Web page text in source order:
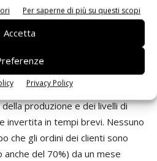
Per saperne di più su questi scopi
Accetta
Privacy Policy
degli ordini rispetto
Come sta gestendo la
I tempi di consegna
un problema?
enorme. La ripresa oggi è
lo è stata la flessione più di un
produzione e dei livelli di
invertita in tempi brevi. Nessuno
che gli ordini dei clienti sono
anche del 70%) da un mese